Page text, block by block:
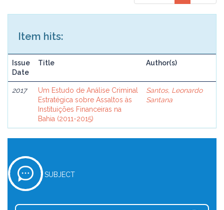
Item hits:
Issue
Date
Title Author(s)
2017
Um Estudo de Análise Criminal
Estratégica sobre Assaltos às
Instituições Financeiras na
Bahia (2011-2015)
Santos, Leonardo
Santana
SUBJECT